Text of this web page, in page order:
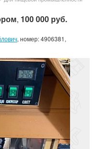
, 100 000 руб.
, номер: 4906381,